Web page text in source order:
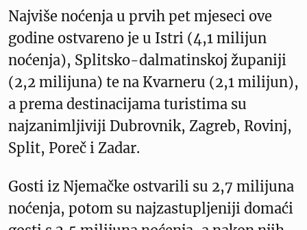
Najviše noćenja u prvih pet mjeseci ove
godine ostvareno je u Istri (4,1 milijun
noćenja), Splitsko-dalmatinskoj županiji
(2,2 milijuna) te na Kvarneru (2,1 milijun),
a prema destinacijama turistima su
najzanimljiviji Dubrovnik, Zagreb, Rovinj,
Split, Poreč i Zadar.
Gosti iz Njemačke ostvarili su 2,7 milijuna
noćenja, potom su najzastupljeniji domaći